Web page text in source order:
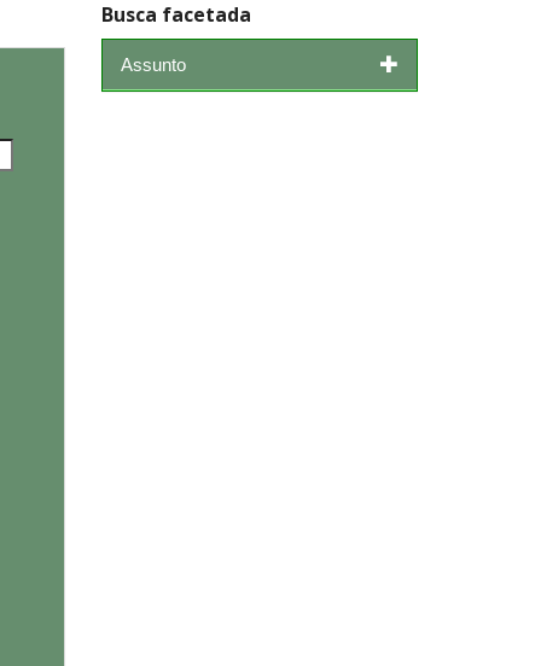
Busca facetada
Assunto